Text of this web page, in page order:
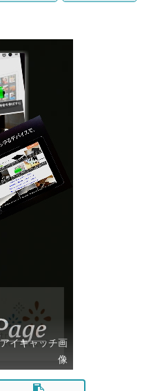
イキャッチ画
像